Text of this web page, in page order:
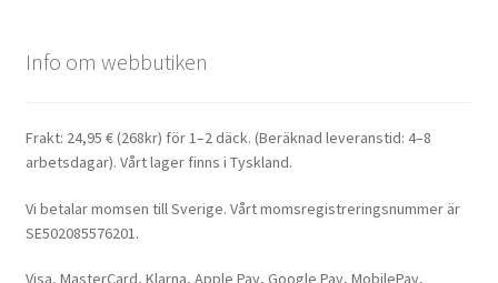
Info om webbutiken
Frakt: 24,95 € (268kr) för 1–2 däck. (Beräknad leveranstid: 4–8
arbetsdagar). Vårt lager finns i Tyskland.
Vi betalar momsen till Sverige. Vårt momsregistreringsnummer är
SE502085576201.
Visa, MasterCard, Klarna, Apple Pay, Google Pay, MobilePay,